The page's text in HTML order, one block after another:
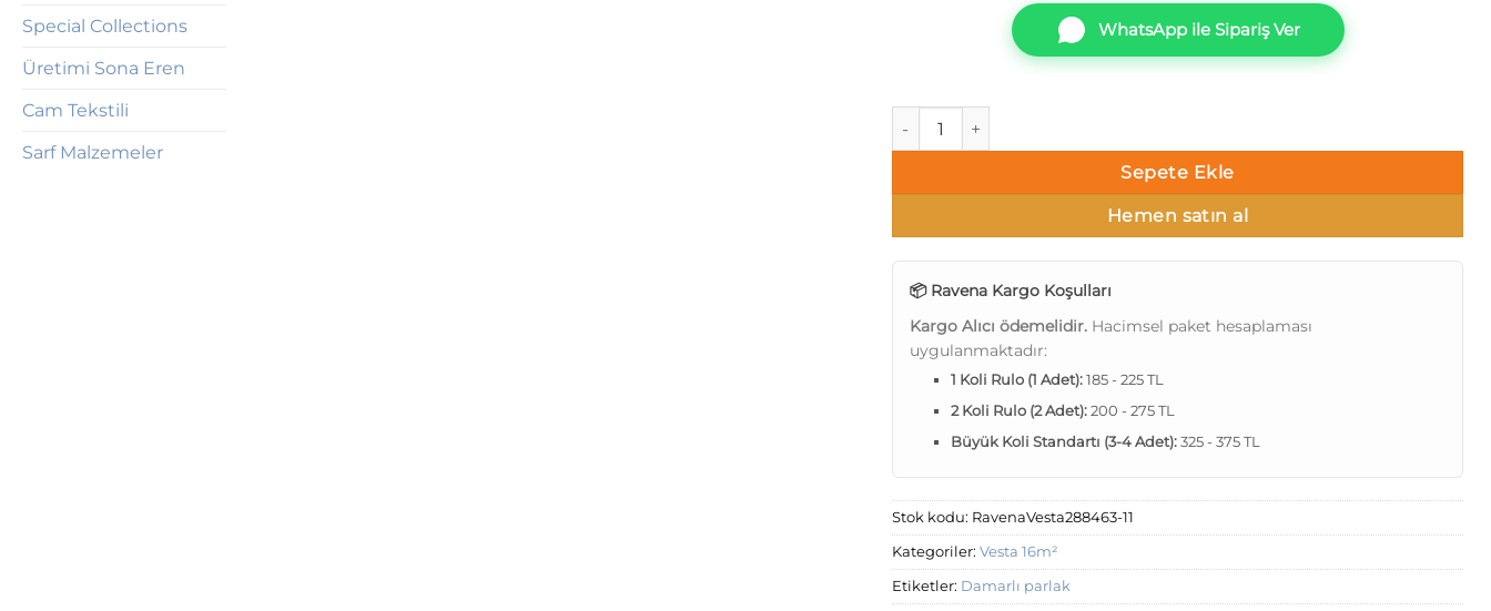
Special Collections
Üretimi Sona Eren
Cam Tekstili
Sarf Malzemeler
WhatsApp ile Sipariş Ver
Ravena Vesta 288463-11 Damarlı parlak Duvar Kağıdı 16m² adet
Sepete Ekle
Hemen satın al
📦 Ravena Kargo Koşulları
Kargo Alıcı ödemelidir. Hacimsel paket hesaplaması
uygulanmaktadır:
1 Koli Rulo (1 Adet):185 - 225 TL
2 Koli Rulo (2 Adet):200 - 275 TL
Büyük Koli Standartı (3-4 Adet):325 - 375 TL
Stok kodu: RavenaVesta288463-11
Kategoriler: Vesta 16m²
Etiketler: Damarlı parlak